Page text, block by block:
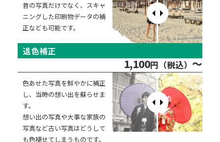
昔の写真だけでなく、スキャ
ニングした印刷物データの補
正なども可能です。
退色補正
1,100円（税込） ～
色あせた写真を鮮やかに補正
し、当時の想い出を蘇らせま
す。
想い出の写真や大事な家族の
写真など古い写真はどうして
も色褪せてしまうものです。